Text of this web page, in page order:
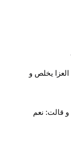
يخلص و
قالت: نعم